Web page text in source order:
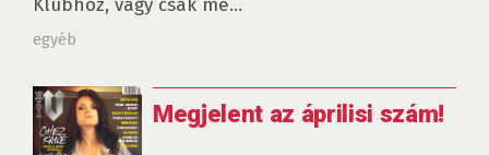
egyéb
Megjelent az áprilisi szám!